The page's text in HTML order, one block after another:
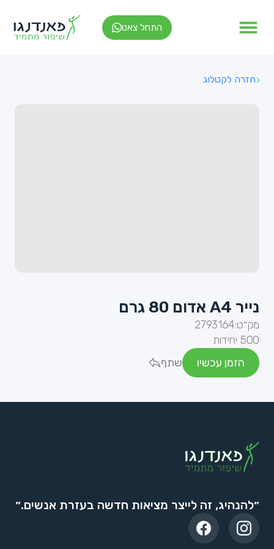
התחל צאט
חזרה לקטלוג
נייר A4 אדום 80 גרם
מק״ט:2793164
500 יחידות
הזמן עכשיו
שתף
״להנהיג, זה לייצר מציאות חדשה בעזרת אנשים.״